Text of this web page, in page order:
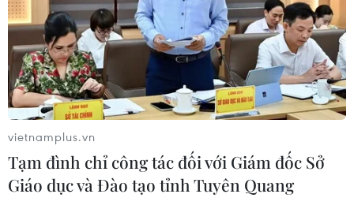
vietnamplus.vn
Tạm đình chỉ công tác đối với Giám đốc Sở
Giáo dục và Đào tạo tỉnh Tuyên Quang